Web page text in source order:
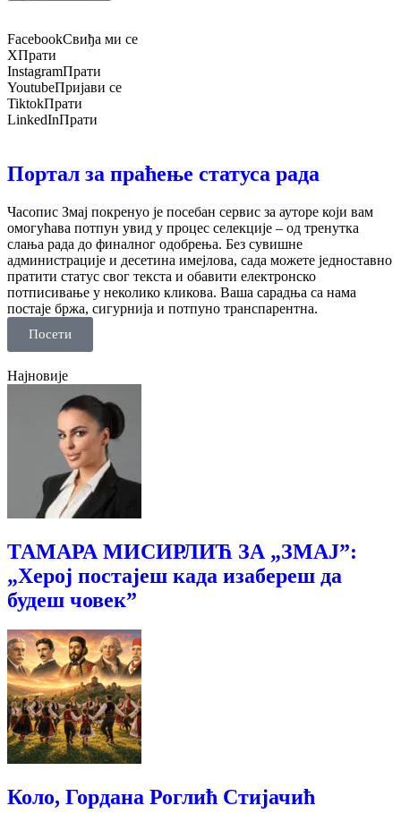
FacebookСвиђа ми се
XПрати
InstagramПрати
YoutubeПријави се
TiktokПрати
LinkedInПрати
Портал за праћење статуса рада
Часопис Змај покренуо је посебан сервис за ауторе који вам
омогућава потпун увид у процес селекције – од тренутка
слања рада до финалног одобрења. Без сувишне
администрације и десетина имејлова, сада можете једноставно
пратити статус свог текста и обавити електронско
потписивање у неколико кликова. Ваша сарадња са нама
постаје бржа, сигурнија и потпуно транспарентна.
Посети
Најновије
ТАМАРА МИСИРЛИЋ ЗА „ЗМАЈ”:
„Херој постајеш када изабереш да
будеш човек”
Коло, Гордана Роглић Стијачић